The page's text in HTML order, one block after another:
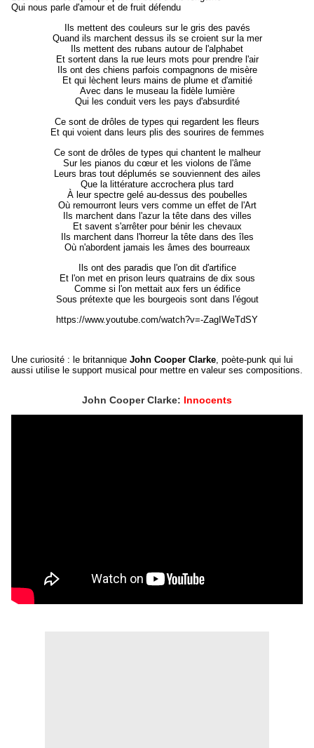
Qui nous parle d'amour et de fruit défendu
Ils mettent des couleurs sur le gris des pavés
Quand ils marchent dessus ils se croient sur la mer
Ils mettent des rubans autour de l'alphabet
Et sortent dans la rue leurs mots pour prendre l'air
Ils ont des chiens parfois compagnons de misère
Et qui lèchent leurs mains de plume et d'amitié
Avec dans le museau la fidèle lumière
Qui les conduit vers les pays d'absurdité
Ce sont de drôles de types qui regardent les fleurs
Et qui voient dans leurs plis des sourires de femmes
Ce sont de drôles de types qui chantent le malheur
Sur les pianos du cœur et les violons de l'âme
Leurs bras tout déplumés se souviennent des ailes
Que la littérature accrochera plus tard
À leur spectre gelé au-dessus des poubelles
Où remourront leurs vers comme un effet de l'Art
Ils marchent dans l'azur la tête dans des villes
Et savent s'arrêter pour bénir les chevaux
Ils marchent dans l'horreur la tête dans des îles
Où n'abordent jamais les âmes des bourreaux
Ils ont des paradis que l'on dit d'artifice
Et l'on met en prison leurs quatrains de dix sous
Comme si l'on mettait aux fers un édifice
Sous prétexte que les bourgeois sont dans l'égout
https://www.youtube.com/watch?v=-ZagIWeTdSY
Une curiosité : le britannique John Cooper Clarke, poète-punk qui lui
aussi utilise le support musical pour mettre en valeur ses compositions.
John Cooper Clarke: Innocents